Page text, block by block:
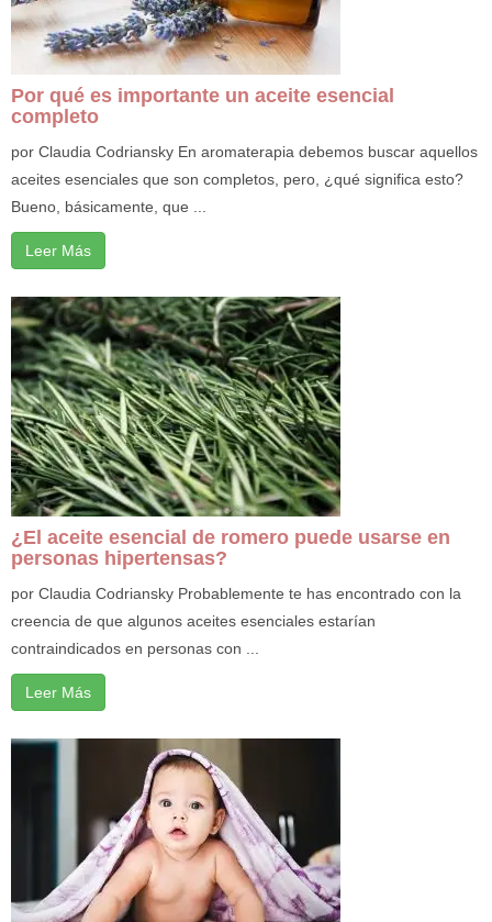
Por qué es importante un aceite esencial
completo
por Claudia Codriansky En aromaterapia debemos buscar aquellos
aceites esenciales que son completos, pero, ¿qué significa esto?
Bueno, básicamente, que ...
Leer Más
¿El aceite esencial de romero puede usarse en
personas hipertensas?
por Claudia Codriansky Probablemente te has encontrado con la
creencia de que algunos aceites esenciales estarían
contraindicados en personas con ...
Leer Más